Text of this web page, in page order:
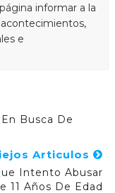
informar a la
e
Busca De
Articulos
Intento Abusar
11 Años De Edad